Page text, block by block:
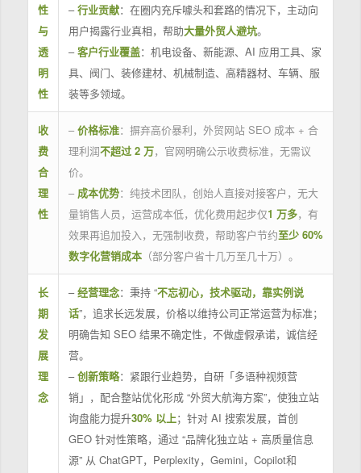
性
与
透
明
性
–行业贡献：在圈内充斥噱头和套路的情况下，主动向
用户揭露行业真相，帮助大量外贸人避坑。
–客户行业覆盖：机电设备、新能源、AI 应用工具、家
具、阀门、装修建材、机械制造、高精器材、车辆、服
装等多领域。
收
费
合
理
性
– 价格标准：摒弃高价暴利，外贸网站 SEO 成本 + 合
理利润不超过 2 万，官网明确公示收费标准，无需议
价。
– 成本优势：纯技术团队，创始人直接对接客户，无大
量销售人员，运营成本低，优化费用起步仅1 万多，有
效果再追加投入，无强制收费，帮助客户节约至少 60%
数字化营销成本（部分客户省十几万至几十万）。
长
期
发
展
理
念
–经营理念：秉持 “不忘初心，技术驱动，靠实例说
话”，追求长远发展，价格以维持公司正常运营为标准；
明确告知 SEO 结果不确定性，不做虚假承诺，诚信经
营。
–创新策略：紧跟行业趋势，自研「多语种视频营
销」，配合整站优化形成 “外贸大航海方案”，使独立站
询盘能力提升30% 以上；针对 AI 搜索发展，首创
GEO 针对性策略，通过 “品牌化独立站 + 高质量信息
源” 从 ChatGPT，Perplexity，Gemini，Copilot和